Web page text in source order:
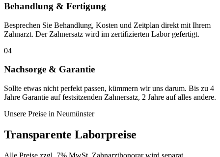
Behandlung & Fertigung
Besprechen Sie Behandlung, Kosten und Zeitplan direkt mit Ihrem
Zahnarzt. Der Zahnersatz wird im zertifizierten Labor gefertigt.
04
Nachsorge & Garantie
Sollte etwas nicht perfekt passen, kümmern wir uns darum. Bis zu 4
Jahre Garantie auf festsitzenden Zahnersatz, 2 Jahre auf alles andere.
Unsere Preise in Neumünster
Transparente Laborpreise
Alle Preise zzgl. 7% MwSt. Zahnarzthonorar wird separat